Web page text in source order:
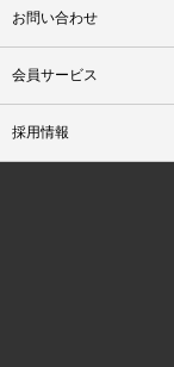
お問い合わせ
会員サービス
採用情報